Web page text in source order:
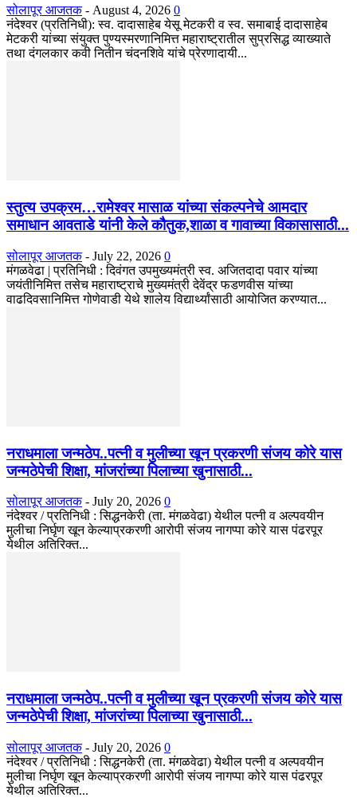
सोलापूर आजतक - August 4, 2026 0
नंदेश्वर (प्रतिनिधी): स्व. दादासाहेब येसू मेटकरी व स्व. समाबाई दादासाहेब
मेटकरी यांच्या संयुक्त पुण्यस्मरणानिमित्त महाराष्ट्रातील सुप्रसिद्ध व्याख्याते
तथा दंगलकार कवी नितीन चंदनशिवे यांचे प्रेरणादायी...
स्तुत्य उपक्रम…रामेश्वर मासाळ यांच्या संकल्पनेचे आमदार
समाधान आवताडे यांनी केले कौतुक,शाळा व गावाच्या विकासासाठी...
सोलापूर आजतक - July 22, 2026 0
मंगळवेढा | प्रतिनिधी : दिवंगत उपमुख्यमंत्री स्व. अजितदादा पवार यांच्या
जयंतीनिमित्त तसेच महाराष्ट्राचे मुख्यमंत्री देवेंद्र फडणवीस यांच्या
वाढदिवसानिमित्त गोणेवाडी येथे शालेय विद्यार्थ्यांसाठी आयोजित करण्यात...
नराधमाला जन्मठेप..पत्नी व मुलीच्या खून प्रकरणी संजय कोरे यास
जन्मठेपेची शिक्षा, मांजरांच्या पिलाच्या खुनासाठी...
सोलापूर आजतक - July 20, 2026 0
नंदेश्वर / प्रतिनिधी : सिद्धनकेरी (ता. मंगळवेढा) येथील पत्नी व अल्पवयीन
मुलीचा निर्घृण खून केल्याप्रकरणी आरोपी संजय नागप्पा कोरे यास पंढरपूर
येथील अतिरिक्त...
नराधमाला जन्मठेप..पत्नी व मुलीच्या खून प्रकरणी संजय कोरे यास
जन्मठेपेची शिक्षा, मांजरांच्या पिलाच्या खुनासाठी...
सोलापूर आजतक - July 20, 2026 0
नंदेश्वर / प्रतिनिधी : सिद्धनकेरी (ता. मंगळवेढा) येथील पत्नी व अल्पवयीन
मुलीचा निर्घृण खून केल्याप्रकरणी आरोपी संजय नागप्पा कोरे यास पंढरपूर
येथील अतिरिक्त...